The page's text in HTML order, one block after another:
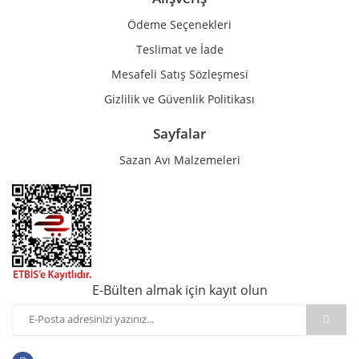
Ödeme Seçenekleri
Teslimat ve İade
Mesafeli Satış Sözleşmesi
Gizlilik ve Güvenlik Politikası
Sayfalar
Sazan Avı Malzemeleri
E-Bülten almak için kayıt olun